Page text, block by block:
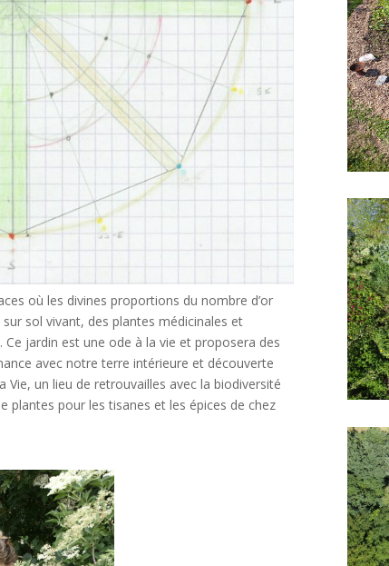
où les divines proportions du nombre d’or
sol vivant, des plantes médicinales et
jardin est une ode à la vie et proposera des
avec notre terre intérieure et découverte
un lieu de retrouvailles avec la biodiversité
pour les tisanes et les épices de chez